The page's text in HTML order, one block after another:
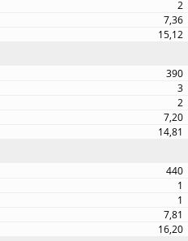
2
7,36
15,12
390
3
2
7,20
14,81
440
1
1
7,81
16,20